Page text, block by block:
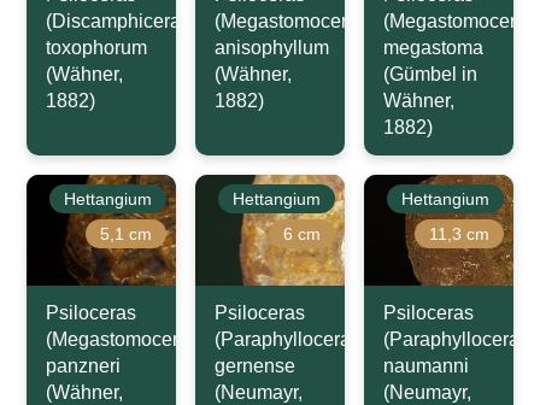
(Discamphiceras)
toxophorum
(Wähner,
1882)
(Megastomoceras)
anisophyllum
(Wähner,
1882)
megastoma
(Gümbel in
Wähner,
1882)
Hettangium
5,1 cm
Psiloceras
(Megastomoceras)
panzneri
(Wähner,
Hettangium
6 cm
Psiloceras
(Paraphylloceras)
gernense
(Neumayr,
Hettangium
11,3 cm
Psiloceras
(Paraphylloceras)
naumanni
(Neumayr,